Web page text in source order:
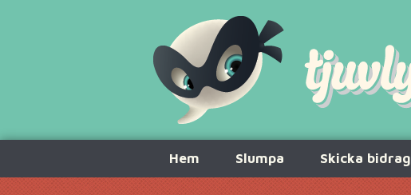
innehåll
Hem Slumpa Skicka bidrag